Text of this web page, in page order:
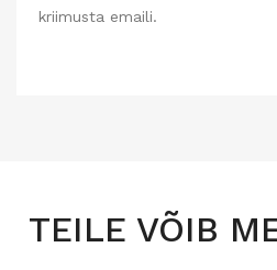
kriimusta emaili.
TEILE VÕIB